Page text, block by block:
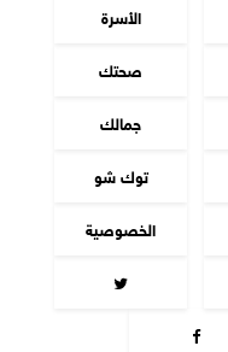
الأسرة
صحتك
جمالك
توك شو
الخصوصية

